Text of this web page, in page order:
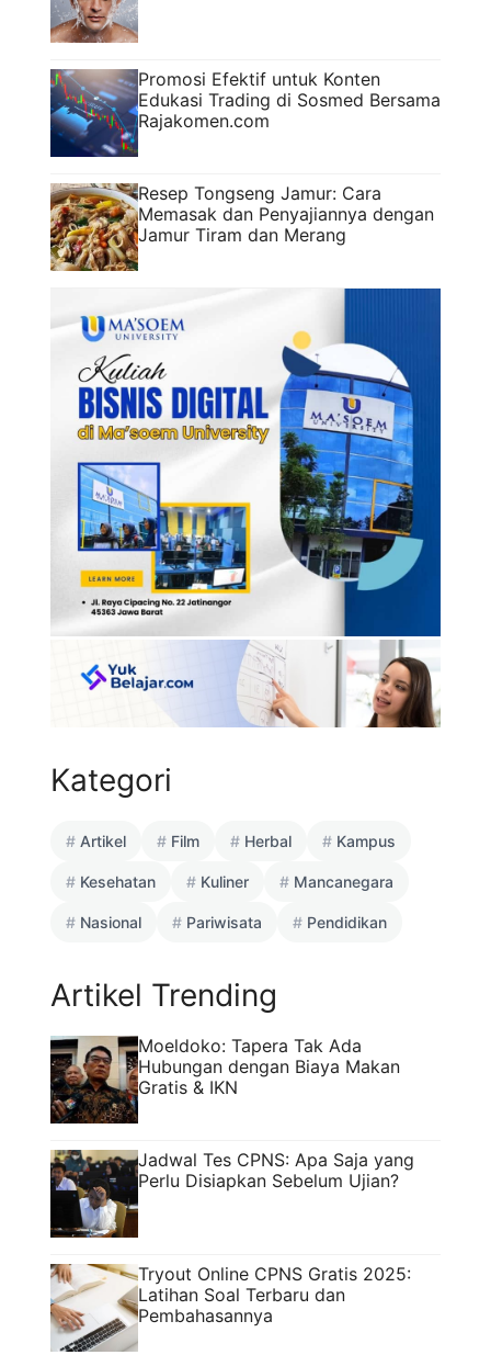
Promosi Efektif untuk Konten
Edukasi Trading di Sosmed Bersama
Rajakomen.com
Resep Tongseng Jamur: Cara
Memasak dan Penyajiannya dengan
Jamur Tiram dan Merang
Kategori
Artikel Film Herbal Kampus
Kesehatan Kuliner Mancanegara
Nasional Pariwisata Pendidikan
Artikel Trending
Moeldoko: Tapera Tak Ada
Hubungan dengan Biaya Makan
Gratis & IKN
Jadwal Tes CPNS: Apa Saja yang
Perlu Disiapkan Sebelum Ujian?
Tryout Online CPNS Gratis 2025:
Latihan Soal Terbaru dan
Pembahasannya